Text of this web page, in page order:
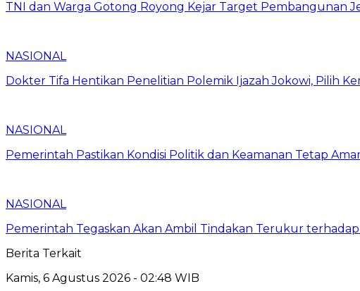
TNI dan Warga Gotong Royong Kejar Target Pembangunan
NASIONAL
Dokter Tifa Hentikan Penelitian Polemik Ijazah Jokowi, Pilih
NASIONAL
Pemerintah Pastikan Kondisi Politik dan Keamanan Tetap
NASIONAL
Pemerintah Tegaskan Akan Ambil Tindakan Terukur
Berita Terkait
Kamis, 6 Agustus 2026 - 02:48 WIB